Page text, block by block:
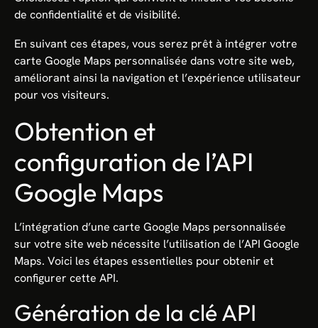
de confidentialité et de visibilité.
En suivant ces étapes, vous serez prêt à intégrer votre
carte Google Maps personnalisée dans votre site web,
améliorant ainsi la navigation et l’expérience utilisateur
pour vos visiteurs.
Obtention et
configuration de l’API
Google Maps
L’intégration d’une carte Google Maps personnalisée
sur votre site web nécessite l’utilisation de l’API Google
Maps. Voici les étapes essentielles pour obtenir et
configurer cette API.
Génération de la clé API